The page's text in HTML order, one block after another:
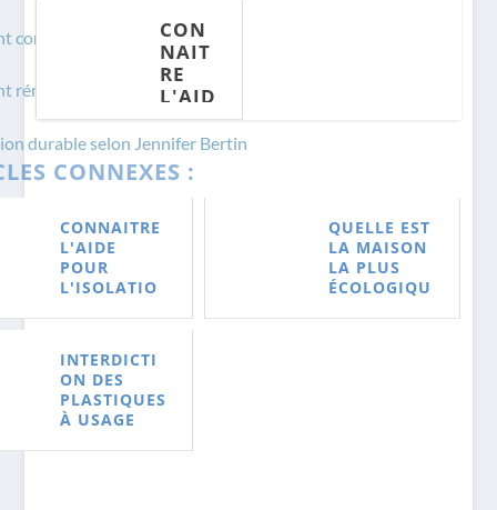
construire durablement ?
rénover de manière écologique ?
durable selon Jennifer Bertin
CONNEXES :
CONNAITRE
L'AIDE
POUR
L'ISOLATIO
QUELLE EST
LA MAISON
LA PLUS
ÉCOLOGIQU
INTERDICTI
ON DES
PLASTIQUES
À USAGE
ES À
USAG
E
UNIQ
UE :
QUEL
LE
IMPA
MEN
CON
NAIT
RE
L'AID
E
POUR
L'ISO
LATI